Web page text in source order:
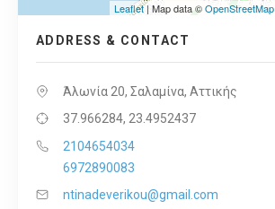
Leaflet| Map data ©OpenStreetMap
ADDRESS & CONTACT
Άλωνία 20, Σαλαμίνα, Αττικής
37.966284, 23.4952437
2104654034
6972890083
ntinadeverikou@gmail.com